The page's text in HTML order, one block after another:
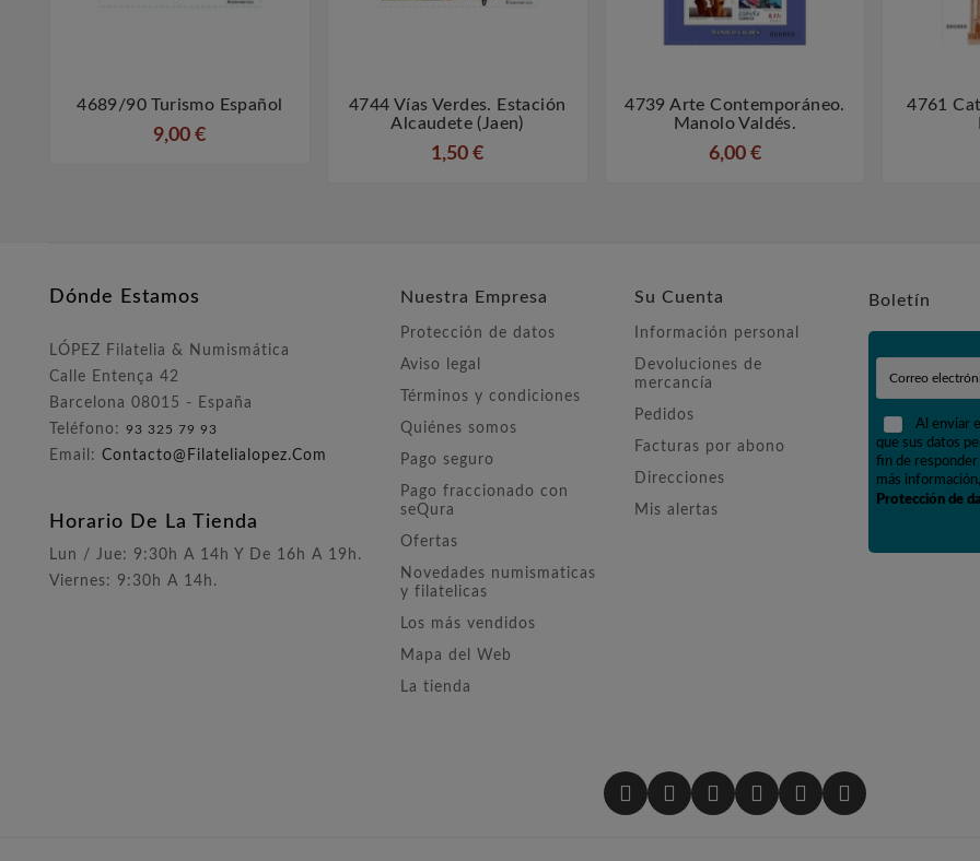
4689/90 Turismo Español
9,00 €
 
4744 Vías Verdes. Estación
Alcaudete (Jaen)
1,50 €
 
4739 Arte Contemporáneo.
Manolo Valdés.
6,00 €
4761
Dónde Estamos
LÓPEZ Filatelia & Numismática
Calle Entença 42
Barcelona 08015 - España
Teléfono: 93 325 79 93
Email: Contacto@filatelialopez.com
Horario De La Tienda
Lun / Jue: 9:30h A 14h Y De 16h A 19h.
Viernes: 9:30h A 14h.
Nuestra Empresa
Protección de datos
Aviso legal
Términos y condiciones
Quiénes somos
Pago seguro
Pago fraccionado con
seQura
Ofertas
Novedades numismaticas
y filatelicas
Los más vendidos
Mapa del Web
La tienda
Su Cuenta
Información personal
Devoluciones de
mercancía
Pedidos
Facturas por abono
Direcciones
Mis alertas
Boletín
Al enviar
que sus datos
fin de responder
más
Protección de